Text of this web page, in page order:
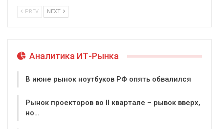
PREV NEXT
Аналитика ИТ-Рынка
В июне рынок ноутбуков РФ опять обвалился
Рынок проекторов во II квартале – рывок вверх,
но…